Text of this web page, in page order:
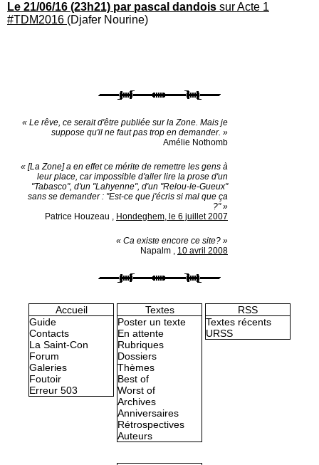
Le 21/06/16 (23h21) par pascal dandois sur Acte 1
#TDM2016 (Djafer Nourine)
« Le rêve, ce serait d'être publiée sur la Zone. Mais je
suppose qu'il ne faut pas trop en demander. »
Amélie Nothomb
« [La Zone] a en effet ce mérite de remettre les gens à
leur place, car impossible d'aller lire la prose d'un
"Tabasco", d'un "Lahyenne", d'un "Relou-le-Gueux"
sans se demander : "Est-ce que j'écris si mal que ça
?" »
Patrice Houzeau , Hondeghem, le 6 juillet 2007
« Ca existe encore ce site? »
Napalm , 10 avril 2008
Accueil
Guide
Contacts
La Saint-Con
Forum
Galeries
Foutoir
Erreur 503
Textes
Poster un texte
En attente
Rubriques
Dossiers
Thèmes
Best of
Worst of
Archives
Anniversaires
Rétrospectives
Auteurs
RSS
Textes récents
URSS